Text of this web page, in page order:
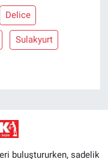
Delice
Sulakyurt
buluştururken, sadelik